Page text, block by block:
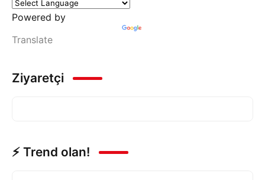
Powered by
Translate
Ziyaretçi
⚡ Trend olan!